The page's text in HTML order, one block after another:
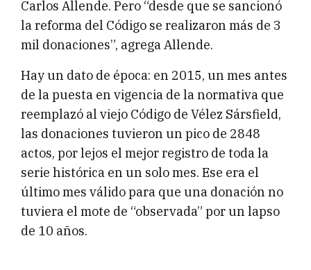
Carlos Allende. Pero “desde que se sancionó
la reforma del Código se realizaron más de 3
mil donaciones”, agrega Allende.
Hay un dato de época: en 2015, un mes antes
de la puesta en vigencia de la normativa que
reemplazó al viejo Código de Vélez Sársfield,
las donaciones tuvieron un pico de 2848
actos, por lejos el mejor registro de toda la
serie histórica en un solo mes. Ese era el
último mes válido para que una donación no
tuviera el mote de “observada” por un lapso
de 10 años.